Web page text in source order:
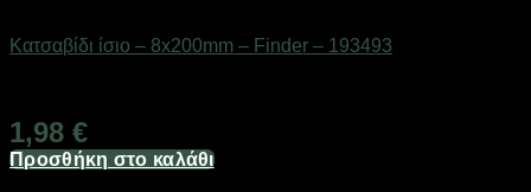
Κατσαβίδι ίσιο – 8x200mm – Finder – 193493
1,98 €
Προσθήκη στο καλάθι